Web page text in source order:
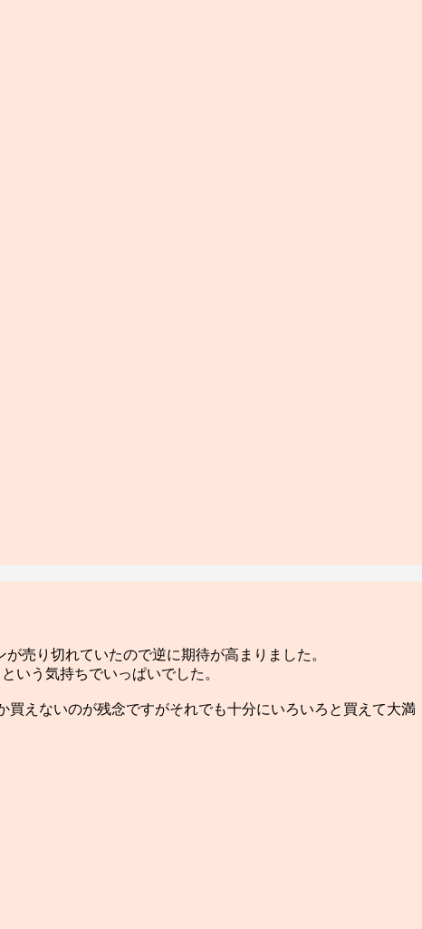
売り切れていたので逆に期待が高まりました。
いう気持ちでいっぱいでした。
えないのが残念ですがそれでも十分にいろいろと買えて大満